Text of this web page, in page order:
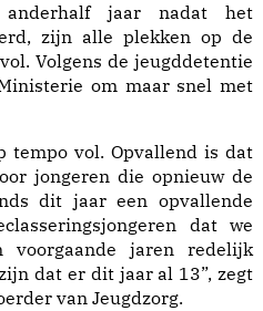
anderhalf jaar nadat het
zijn alle plekken op de
Volgens de jeugddetentie
om maar snel met
tempo vol. Opvallend is dat
jongeren die opnieuw de
dit jaar een opvallende
dat we
voorgaande jaren redelijk
dat er dit jaar al 13”, zegt
van Jeugdzorg.